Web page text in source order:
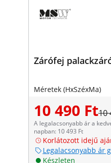
Zárófej
Méretek (HxSzéxMa)
10 490 Ft10
A legalacsonyabb ár a
napban: 10 493 Ft
Korlátozott idejű
Legalacsonyabb ár
Készleten